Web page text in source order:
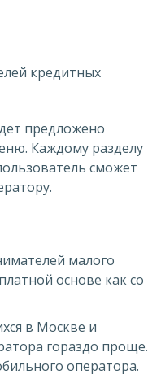
кредитных
предложено
Каждому разделу
сможет
малого
основе как со
в Москве и
гораздо проще.
оператора.